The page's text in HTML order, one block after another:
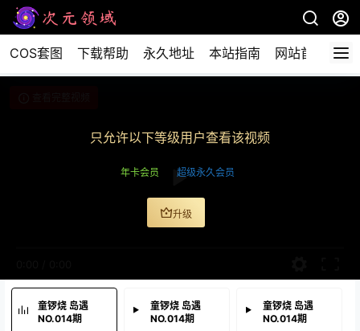
COS套图 下载帮助 永久地址 本站指南 网站首页
只允许以下等级用户查看该视频
年卡会员 超级永久会员
升级
童锣烧 岛遇
NO.014期
童锣烧 岛遇
NO.014期
童锣烧 岛遇
NO.014期